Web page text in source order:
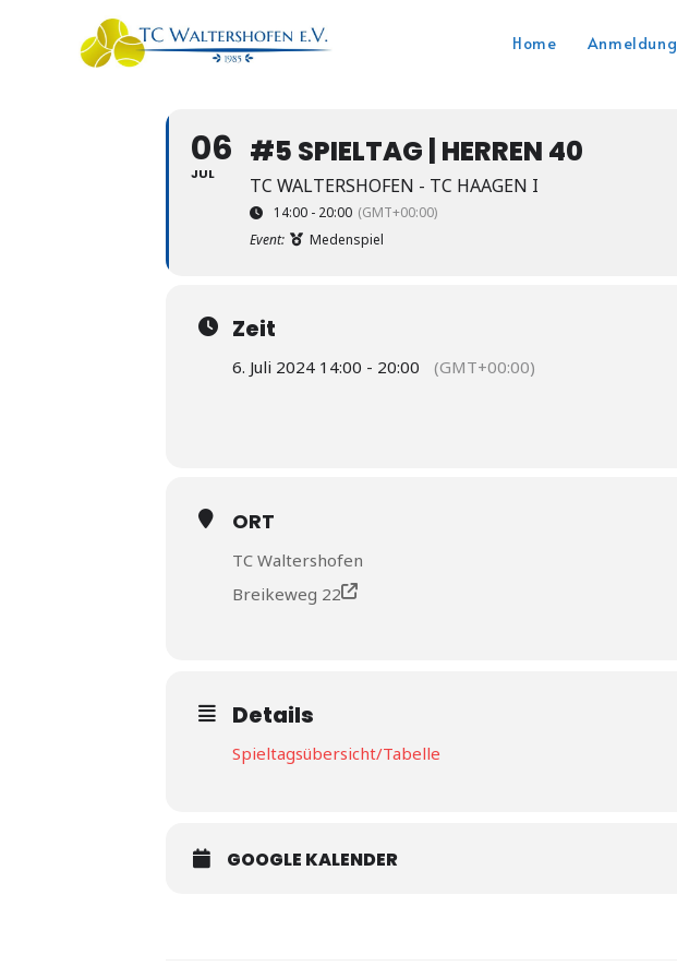
Home Anmeldung
06
JUL
#5 SPIELTAG | HERREN 40
TC WALTERSHOFEN - TC HAAGEN I
14:00 - 20:00 (GMT+00:00)
Event:
Medenspiel
Zeit
6. Juli 2024 14:00 - 20:00 (GMT+00:00)
ORT
TC Waltershofen
Breikeweg 22
Details
Spieltagsübersicht/Tabelle
GOOGLE KALENDER